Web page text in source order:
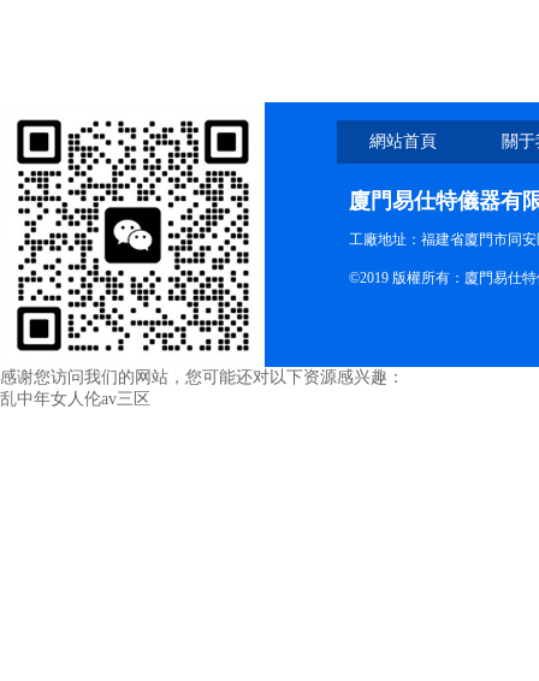
網站首頁 關
廈門易仕特儀器有
工廠地址：福建省廈門市同
©2019 版權所有：廈門易仕
感谢您访问我们的网站，您可能还对以下资源感兴趣：
乱中年女人伦av三区